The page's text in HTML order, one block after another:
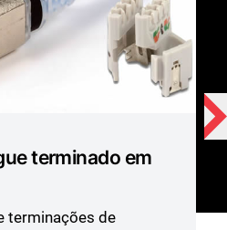
terminado em
terminações de